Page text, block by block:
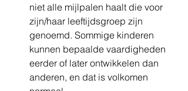
niet alle mijlpalen haalt die voor
zijn/haar leeftijdsgroep zijn
genoemd. Sommige kinderen
kunnen bepaalde vaardigheden
eerder of later ontwikkelen dan
anderen, en dat is volkomen